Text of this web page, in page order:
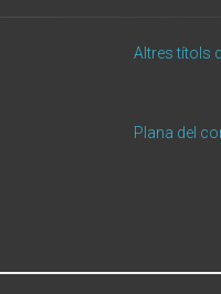
Altres títols
Plana del